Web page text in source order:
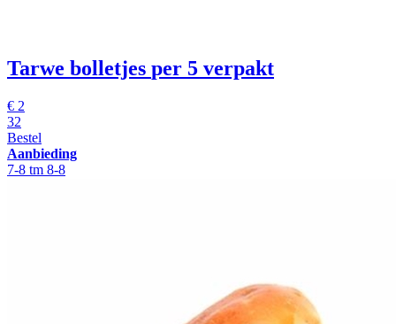
Tarwe bolletjes per 5 verpakt
€ 2
32
Bestel
Aanbieding
7-8 tm 8-8